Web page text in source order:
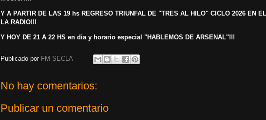
Y A PARTIR DE LAS 19 hs REGRESO TRIUNFAL DE "TRES AL HILO" CICLO 2026 EN
LA RADIO!!!
Y HOY DE 21 A 22 HS en dia y horario especial "HABLEMOS DE ARSENAL"!!!
Publicado por FM SECLA
No hay comentarios:
Publicar un comentario